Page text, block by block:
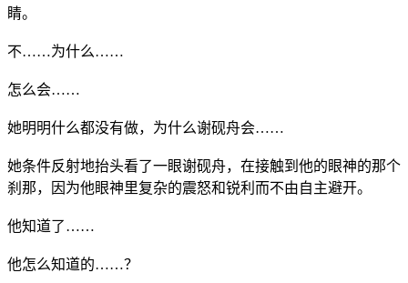
睛。
不……为什么……
怎么会……
她明明什么都没有做，为什么谢砚舟会……
她条件反射地抬头看了一眼谢砚舟，在接触到他的眼神的那个
刹那，因为他眼神里复杂的震怒和锐利而不由自主避开。
他知道了……
他怎么知道的……？